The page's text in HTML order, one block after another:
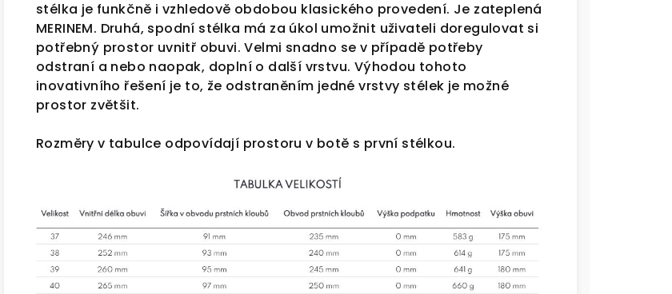
stélka je funkčně i vzhledově obdobou klasického provedení. Je zateplená
MERINEM. Druhá, spodní stélka má za úkol umožnit uživateli doregulovat si
potřebný prostor uvnitř obuvi. Velmi snadno se v případě potřeby
odstraní a nebo naopak, doplní o další vrstvu. Výhodou tohoto
inovativního řešení je to, že odstraněním jedné vrstvy stélek je možné
prostor zvětšit.
Rozměry v tabulce odpovídají prostoru v botě s první stélkou.